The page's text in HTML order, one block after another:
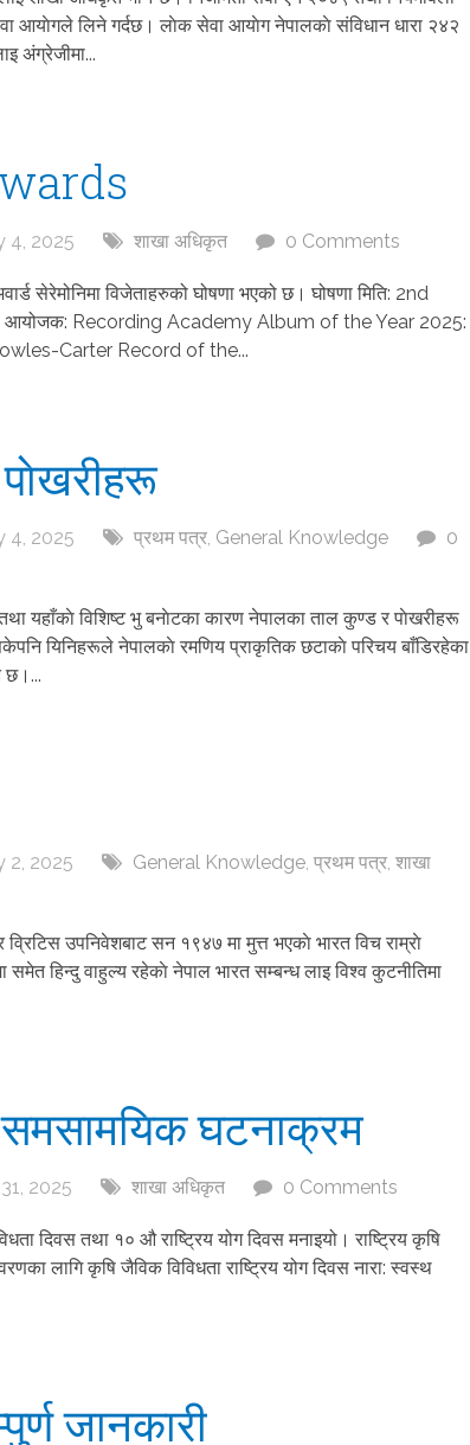
आयाेगले लिने गर्दछ। लाेक सेवा आयाेग नेपालकाे संविधान धारा २४२
अंग्रेजीमा...
4, 2025 शाखा अधिकृत 0 Comments
सेरेमोनिमा विजेताहरुको घोषणा भएको छ। घोषणा मिति: 2nd
आयोजक: Recording Academy Album of the Year 2025:
Carter Record of the...
4, 2025 प्रथम पत्र, General Knowledge
0
यहाँकाे विशिष्ट भु बनाेटका कारण नेपालका ताल कुण्ड र पाेखरीहरू
यिनिहरूले नेपालकाे रमणिय प्राकृतिक छटाकाे परिचय बाँडिरहेका
छ।...
2, 2025 General Knowledge, प्रथम पत्र, शाखा
उपनिवेशबाट सन १९४७ मा मुत्त भएकाे भारत विच राम्राे
हिन्दु वाहुल्य रहेकाे नेपाल भारत सम्बन्ध लाइ विश्व कुटनीतिमा
घटनाक्रम
2025 शाखा अधिकृत 0 Comments
दिवस तथा १० औ राष्ट्रिय योग दिवस मनाइयो। राष्ट्रिय कृषि
लागि कृषि जैविक विविधता राष्ट्रिय योग दिवस नारा: स्वस्थ
जानकारी